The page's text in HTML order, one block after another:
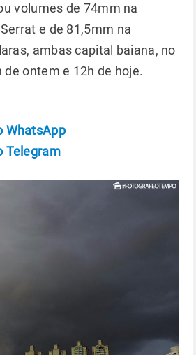
volumes de 74mm na
e de 81,5mm na
ambas capital baiana, no
ontem e 12h de hoje.
WhatsApp
Telegram